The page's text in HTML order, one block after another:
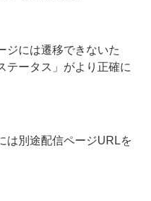
ジには遷移できないた
テータス」がより正確に
は別途配信ページURLを